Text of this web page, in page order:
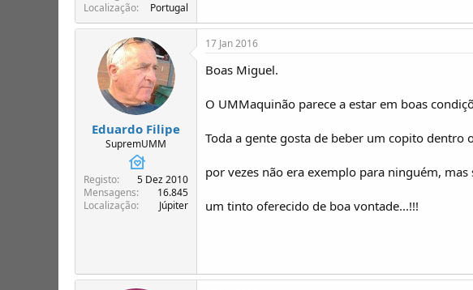
Localização
Portugal
Eduardo Filipe
SupremUMM
Registo
5 Dez 2010
Mensagens
16.845
Localização
Júpiter
17 Jan 2016
Boas Miguel.
O UMMaquinão parece a estar em boas
Toda a gente gosta de beber um copito
por vezes não era exemplo para ninguém,
um tinto oferecido de boa vontade...!!!